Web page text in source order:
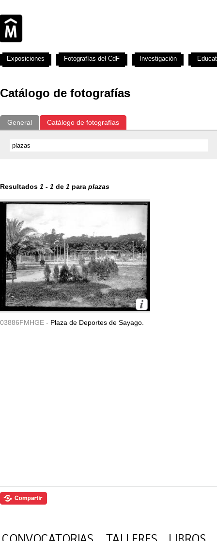
Catálogo de fotografías
General Catálogo de fotografías
Resultados 1 - 1 de 1 para plazas
03886FMHGE - Plaza de Deportes de Sayago.
Exposiciones Fotografías del CdF Investigación